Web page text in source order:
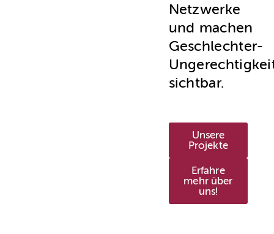
Netzwerke
und machen
Geschlechter-
sichtbar.
Unsere
Projekte
Erfahre
mehr über
uns!